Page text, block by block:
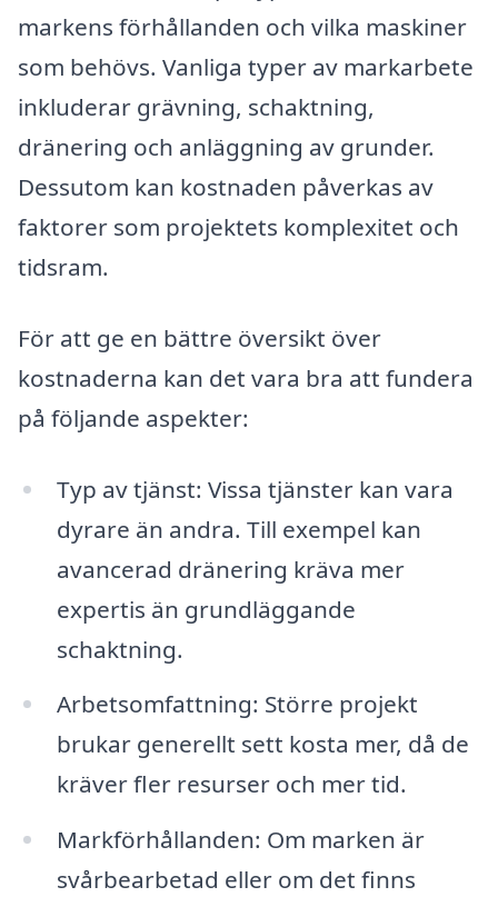
markens förhållanden och vilka maskiner
som behövs. Vanliga typer av markarbete
inkluderar grävning, schaktning,
dränering och anläggning av grunder.
Dessutom kan kostnaden påverkas av
faktorer som projektets komplexitet och
tidsram.
För att ge en bättre översikt över
kostnaderna kan det vara bra att fundera
på följande aspekter:
Typ av tjänst: Vissa tjänster kan vara
dyrare än andra. Till exempel kan
avancerad dränering kräva mer
expertis än grundläggande
schaktning.
Arbetsomfattning: Större projekt
brukar generellt sett kosta mer, då de
kräver fler resurser och mer tid.
Markförhållanden: Om marken är
svårbearbetad eller om det finns